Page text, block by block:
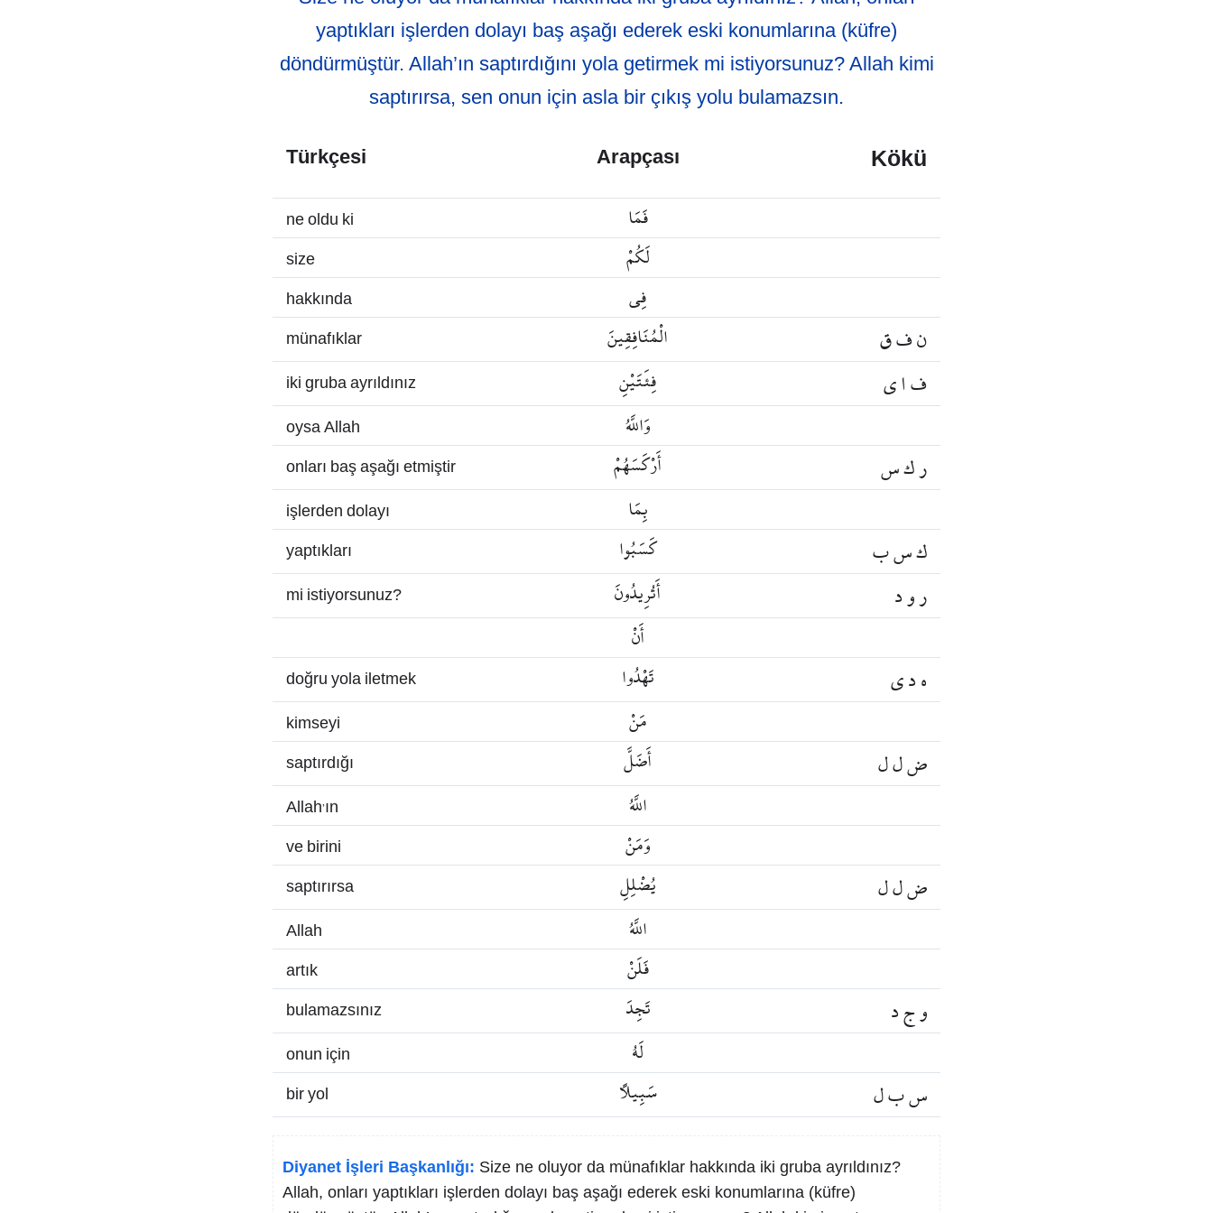
yaptıkları işlerden dolayı baş aşağı ederek eski konumlarına (küfre)
döndürmüştür. Allah’ın saptırdığını yola getirmek mi istiyorsunuz? Allah kimi
saptırırsa, sen onun için asla bir çıkış yolu bulamazsın.
Türkçesi Arapçası Kökü
ne oldu ki فَمَا
size لَكُمْ
hakkında فِي
münafıklar الْمُنَافِقِينَ ن ف ق
iki gruba ayrıldınız فِئَتَيْنِ ف ا ي
oysa Allah وَاللَّهُ
onları baş aşağı etmiştir أَرْكَسَهُمْ ر ك س
işlerden dolayı بِمَا
yaptıkları كَسَبُوا ك س ب
mi istiyorsunuz? أَتُرِيدُونَ ر و د
أَنْ
doğru yola iletmek تَهْدُوا ه د ي
kimseyi مَنْ
saptırdığı أَضَلَّ ض ل ل
Allah’ın اللَّهُ
ve birini وَمَنْ
saptırırsa يُضْلِلِ ض ل ل
Allah اللَّهُ
artık فَلَنْ
bulamazsınız تَجِدَ و ج د
onun için لَهُ
bir yol سَبِيلًا س ب ل
Diyanet İşleri Başkanlığı: Size ne oluyor da münafıklar hakkında iki gruba ayrıldınız?
Allah, onları yaptıkları işlerden dolayı baş aşağı ederek eski konumlarına (küfre)